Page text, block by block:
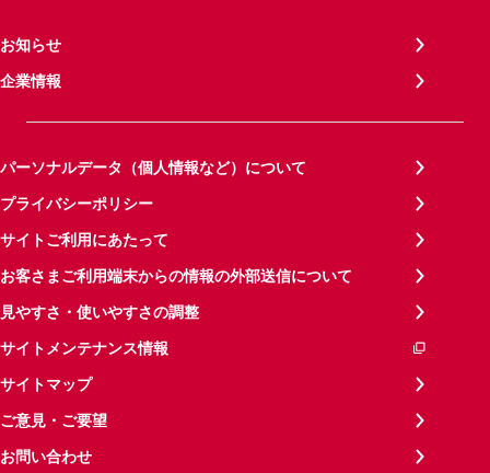
お知らせ
企業情報
パーソナルデータ（個人情報など）について
プライバシーポリシー
サイトご利用にあたって
お客さまご利用端末からの情報の外部送信について
見やすさ・使いやすさの調整
サイトメンテナンス情報
サイトマップ
ご意見・ご要望
お問い合わせ